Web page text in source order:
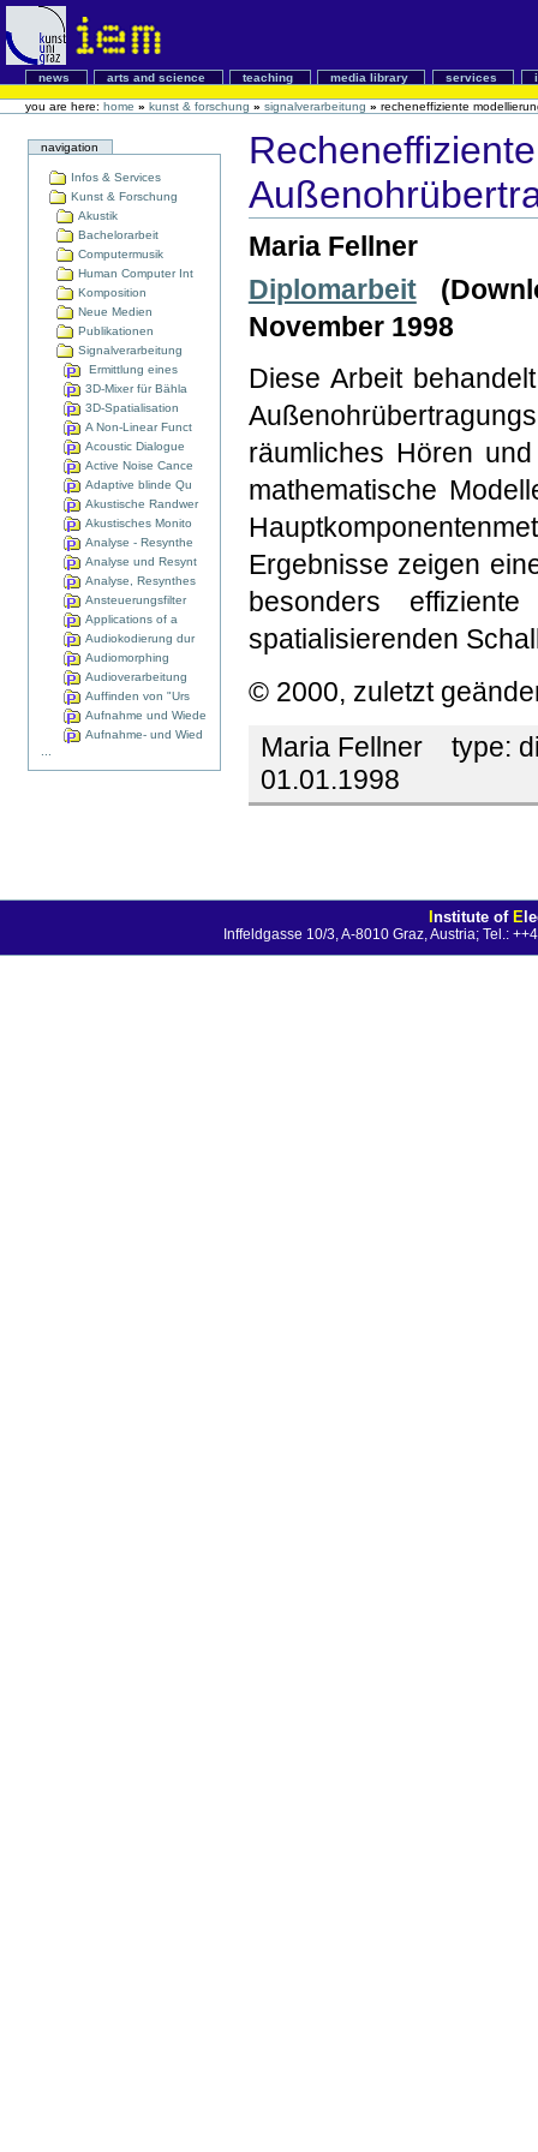
news arts and science teaching media library services
you are here: home » kunst & forschung » signalverarbeitung » recheneffiziente
navigation
Infos & Services
Kunst & Forschung
Akustik
Bachelorarbeit
Computermusik
Human Computer Int
Komposition
Neue Medien
Publikationen
Signalverarbeitung
Ermittlung eines
3D-Mixer für Bähla
3D-Spatialisation
A Non-Linear Funct
Acoustic Dialogue
Active Noise Cance
Adaptive blinde Qu
Akustische Randwer
Akustisches Monito
Analyse - Resynthe
Analyse und Resynt
Analyse, Resynthes
Ansteuerungsfilter
Applications of a
Audiokodierung dur
Audiomorphing
Audioverarbeitung
Auffinden von "Urs
Aufnahme und Wiede
Aufnahme- und Wied
Maria Fellner
Diplomarbeit
November 1998
Diese Arbeit
räumliches Hören
mathematische
Ergebnisse zeigen
besonders
spatialisierenden
© 2000, zuletzt
Maria Fellnertype:
01.01.1998
Institute of E
Inffeldgasse 10/3, A-8010 Graz, Austria; Tel.: